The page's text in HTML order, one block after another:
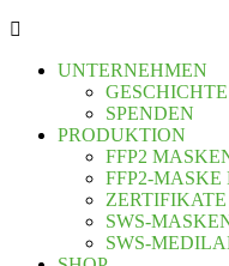
UNTERNEHMEN
GESCHICHTE
SPENDEN
PRODUKTION
FFP2
FFP2-
ZERTIFIKATE
SWS-
SWS-